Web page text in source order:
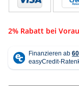
2% Rabatt bei